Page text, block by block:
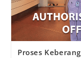
Proses